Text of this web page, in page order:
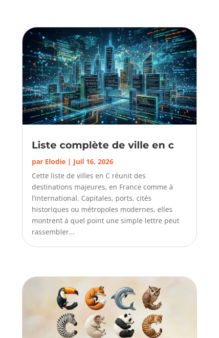
Liste complète de ville en c
par Elodie| Juil 16, 2026
Cette liste de villes en C réunit des
destinations majeures, en France comme à
l’international. Capitales, ports, cités
historiques ou métropoles modernes, elles
montrent à quel point une simple lettre peut
rassembler...